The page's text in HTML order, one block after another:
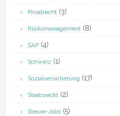
Privatrecht(3)
Risikomanagement(8)
SAP(4)
Schweiz (1)
Sozialversicherung (17)
Staatsrecht(2)
Steuer-Jobs(5)